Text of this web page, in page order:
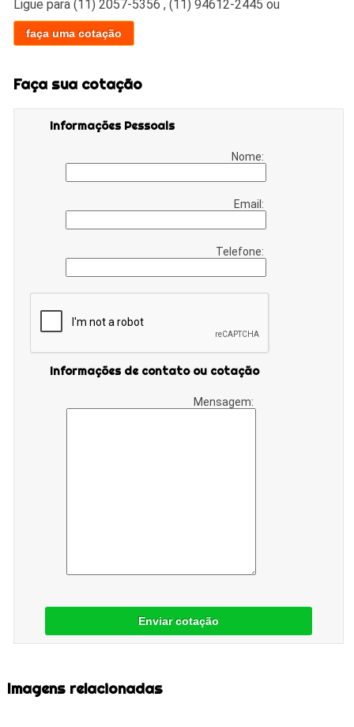
Ligue para(11) 2057-5356 ,(11) 94612-2445 ou
faça uma cotação
Faça sua cotação
Informações Pessoais
Nome:
Email:
Telefone:
Informações de contato ou cotação
Mensagem:
Enviar cotação
Imagens relacionadas